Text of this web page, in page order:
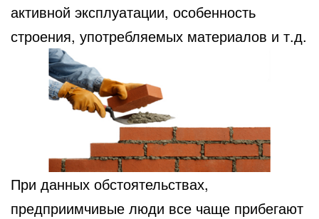
активной эксплуатации, особенность
строения, употребляемых материалов и т.д.
При данных обстоятельствах,
предприимчивые люди все чаще прибегают